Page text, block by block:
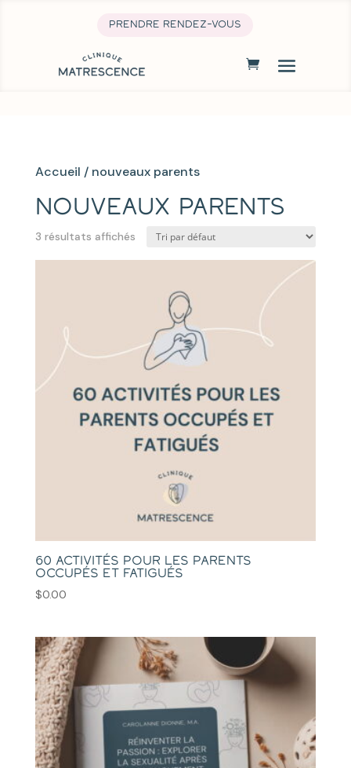
prendre rendez-vous
Accueil / nouveaux parents
nouveaux parents
3 résultats affichés
60 activités pour les parents
occupés et fatigués
$0.00